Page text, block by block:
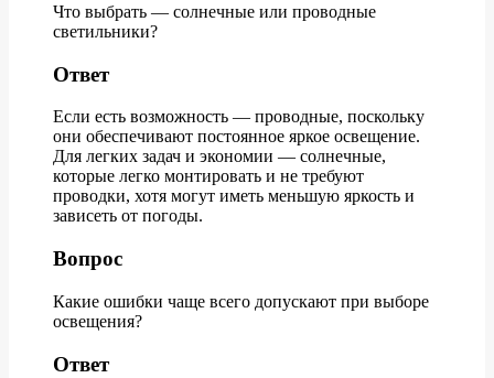
Что выбрать — солнечные или проводные
светильники?
Ответ
Если есть возможность — проводные, поскольку
они обеспечивают постоянное яркое освещение.
Для легких задач и экономии — солнечные,
которые легко монтировать и не требуют
проводки, хотя могут иметь меньшую яркость и
зависеть от погоды.
Вопрос
Какие ошибки чаще всего допускают при выборе
освещения?
Ответ